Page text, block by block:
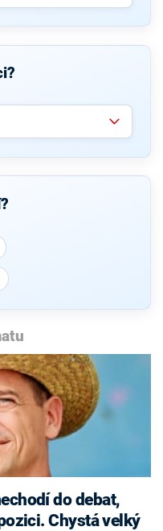
do debat,
Chystá velký